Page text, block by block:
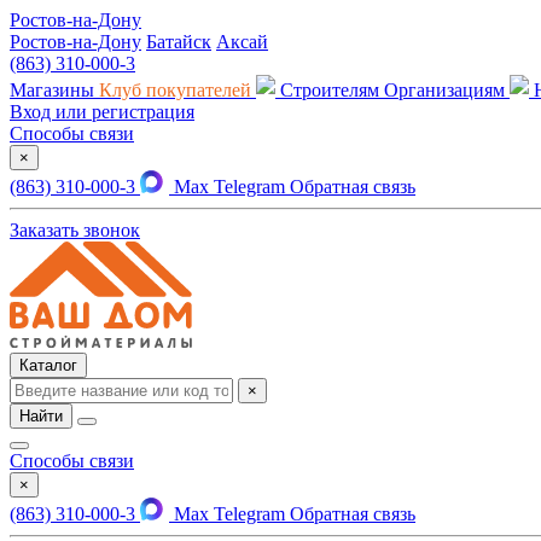
Ростов-на-Дону
Ростов-на-Дону Батайск Аксай
(863) 310-000-3
Магазины Клуб покупателей Строителям Организациям
Вход или регистрация
Способы связи
×
(863) 310-000-3 Max Telegram Обратная связь
Заказать звонок
Каталог
×
Найти
Способы связи
×
(863) 310-000-3 Max Telegram Обратная связь